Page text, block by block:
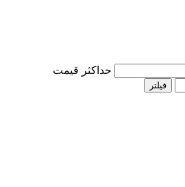
حداکثر قیمت
فیلتر